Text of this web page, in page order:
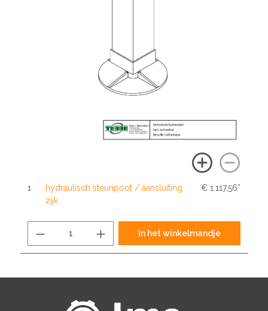
1
hydraulisch steunpoot / aansluiting
zijk
€ 1.117,56*
In het winkelmandje